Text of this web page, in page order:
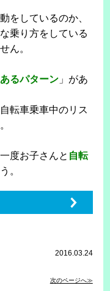
をしているのか、
乗り方をしている
ん。
るパターン 」があ
転車乗車中のリス
度お子さんと 自転
。
2016.03.24
次のページへ≫